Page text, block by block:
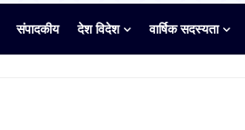
संपादकीय देश विदेश वार्षिक सदस्यता